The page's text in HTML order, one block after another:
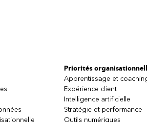
Priorités
Apprentissage et
Expérience client
Intelligence artificielle
Stratégie et performance
Outils numériques